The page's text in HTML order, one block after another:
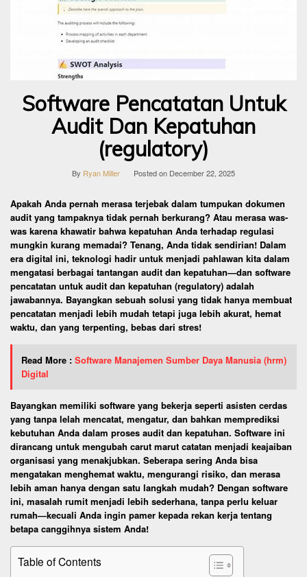
Software Pencatatan Untuk
Audit Dan Kepatuhan
(regulatory)
By Ryan Miller Posted on December 22, 2025
Apakah Anda pernah merasa terjebak dalam tumpukan dokumen
audit yang tampaknya tidak pernah berkurang? Atau merasa was-
was karena khawatir bahwa kepatuhan Anda terhadap regulasi
mungkin kurang memadai? Tenang, Anda tidak sendirian! Dalam
era digital ini, teknologi hadir untuk menjadi pahlawan kita dalam
mengatasi berbagai tantangan audit dan kepatuhan—dan software
pencatatan untuk audit dan kepatuhan (regulatory) adalah
jawabannya. Bayangkan sebuah solusi yang tidak hanya membuat
pencatatan menjadi lebih mudah tetapi juga lebih akurat, hemat
waktu, dan yang terpenting, bebas dari stres!
Read More : Software Manajemen Sumber Daya Manusia (hrm)
Digital
Bayangkan memiliki software yang bekerja seperti asisten cerdas
yang tanpa lelah mencatat, mengatur, dan bahkan memprediksi
kebutuhan Anda dalam proses audit dan kepatuhan. Software ini
dirancang untuk mengubah carut marut catatan menjadi keajaiban
organisasi yang menakjubkan. Seberapa sering Anda bisa
mengatakan menghemat waktu, mengurangi risiko, dan merasa
lebih aman hanya dengan satu langkah mudah? Dengan software
ini, masalah rumit menjadi lebih sederhana, tanpa perlu keluar
rumah—kecuali Anda ingin pamer kepada rekan kerja tentang
betapa canggihnya sistem Anda!
Table of Contents